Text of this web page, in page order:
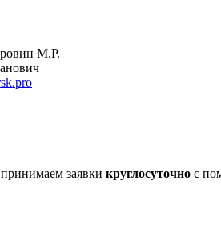
М.Р.
заявки круглосуточно с